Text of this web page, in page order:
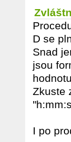
D se
Snad
jsou
Zkuste
I po